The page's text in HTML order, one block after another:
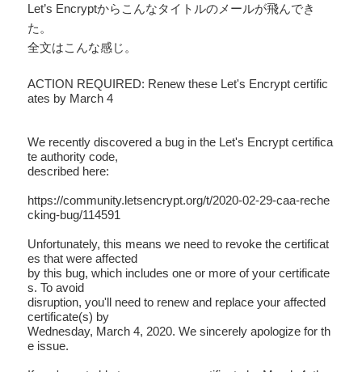
Let’s Encryptからこんなタイトルのメールが飛んでき
た。
全文はこんな感じ。
ACTION REQUIRED: Renew these Let's Encrypt certific
ates by March 4
We recently discovered a bug in the Let's Encrypt certifica
te authority code,
described here:
https://community.letsencrypt.org/t/2020-02-29-caa-reche
cking-bug/114591
Unfortunately, this means we need to revoke the certificat
es that were affected
by this bug, which includes one or more of your certificate
s. To avoid
disruption, you'll need to renew and replace your affected
certificate(s) by
Wednesday, March 4, 2020. We sincerely apologize for th
e issue.